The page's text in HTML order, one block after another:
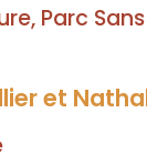
Parc
et